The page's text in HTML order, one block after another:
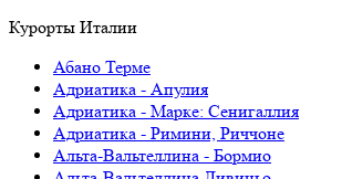
Курорты Италии
Абано Терме
Адриатика - Апулия
Адриатика - Марке: Сенигаллия
Адриатика - Римини, Риччоне
Альта-Вальтеллина - Бормио